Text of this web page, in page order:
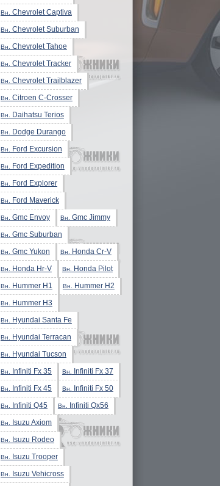
Вн. Chevrolet Captiva
Вн. Chevrolet Suburban
Вн. Chevrolet Tahoe
Вн. Chevrolet Tracker
Вн. Chevrolet Trailblazer
Вн. Citroen C-Crosser
Вн. Daihatsu Terios
Вн. Dodge Durango
Вн. Ford Excursion
Вн. Ford Expedition
Вн. Ford Explorer
Вн. Ford Maverick
Вн. Gmc Envoy Вн. Gmc Jimmy
Вн. Gmc Suburban
Вн. Gmc Yukon Вн. Honda Cr-V
Вн. Honda Hr-V Вн. Honda Pilot
Вн. Hummer H1 Вн. Hummer H2
Вн. Hummer H3
Вн. Hyundai Santa Fe
Вн. Hyundai Terracan
Вн. Hyundai Tucson
Вн. Infiniti Fx 35 Вн. Infiniti Fx 37
Вн. Infiniti Fx 45 Вн. Infiniti Fx 50
Вн. Infiniti Q45 Вн. Infiniti Qx56
Вн. Isuzu Axiom
Вн. Isuzu Rodeo
Вн. Isuzu Trooper
Вн. Isuzu Vehicross